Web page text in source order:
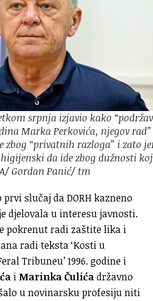
srpnja izjavio kako
Marka Perkovića, njegov
zbog “privatnih razloga” i zato
da ide zbog dužnosti
Gordan Panić/ tm
slučaj da DORH kazneno
djelovala u interesu javnosti.
pokrenut radi zaštite lika i
radi teksta ‘Kosti u
Tribuneu’ 1996. godine i
i Marinka Čulićadržavno
u novinarsku profesiju niti